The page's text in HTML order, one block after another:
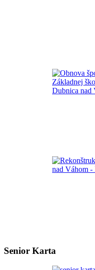
Senior Karta